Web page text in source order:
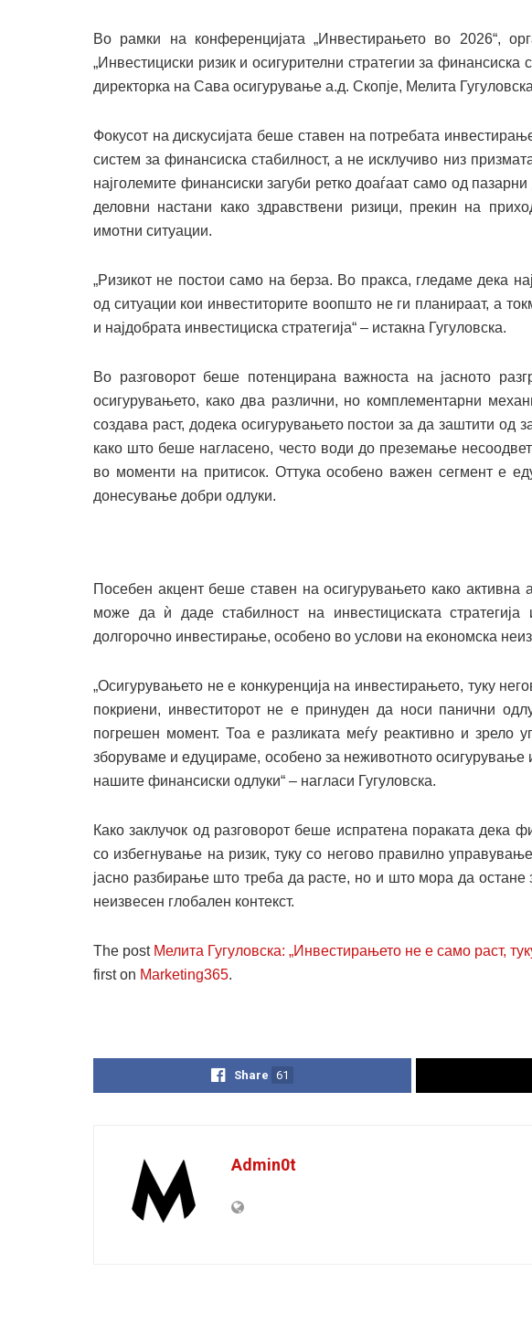
Во рамки на конференцијата „Инвестирањето во 2026“,
„Инвестициски ризик и осигурителни стратегии за финансиска
директорка на Сава осигурување а.д. Скопје, Мелита
Фокусот на дискусијата беше ставен на потребата
систем за финансиска стабилност, а не исклучиво низ
најголемите финансиски загуби ретко доаѓаат само од
деловни настани како здравствени ризици, прекин на
имотни ситуации.
„Ризикот не постои само на берза. Во пракса, гледаме дека
од ситуации кои инвеститорите воопшто не ги планираат, а
и најдобрата инвестициска стратегија“ – истакна Гугуловска.
Во разговорот беше потенцирана важноста на јасното
осигурувањето, како два различни, но комплементарни
создава раст, додека осигурувањето постои за да заштити од
како што беше нагласено, често води до преземање
во моменти на притисок. Оттука особено важен сегмент е
донесување добри одлуки.
Посебен акцент беше ставен на осигурувањето како активна
може да ѝ даде стабилност на инвестициската
долгорочно инвестирање, особено во услови на економска
„Осигурувањето не е конкуренција на инвестирањето, туку
покриени, инвеститорот не е принуден да носи панични
погрешен момент. Тоа е разликата меѓу реактивно и зрело
зборуваме и едуцираме, особено за неживотното осигурување
нашите финансиски одлуки“ – нагласи Гугуловска.
Како заклучок од разговорот беше испратена пораката дека
со избегнување на ризик, туку со негово правилно
јасно разбирање што треба да расте, но и што мора да
неизвесен глобален контекст.
The post Мелита Гугуловска: „Инвестирањето не е само раст,
first on Marketing365.
Share 61
Admin0t